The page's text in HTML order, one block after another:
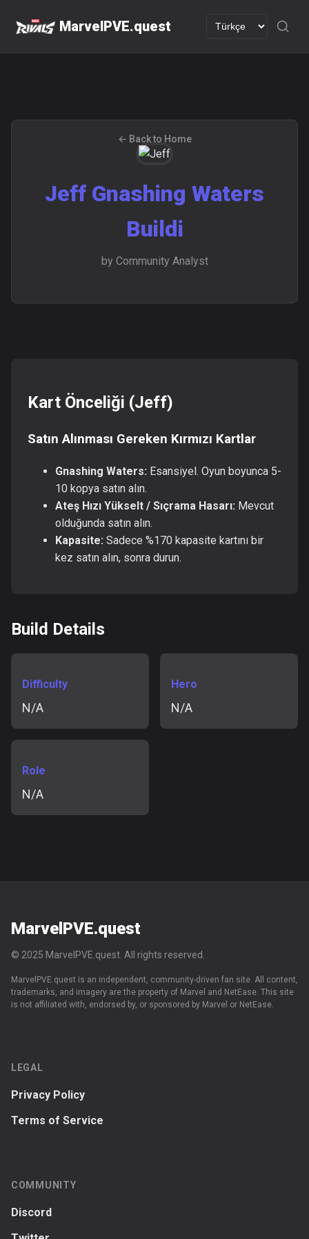
MarvelPVE.quest
← Back to Home
Jeff Gnashing Waters
Buildi
by Community Analyst
Kart Önceliği (Jeff)
Satın Alınması Gereken Kırmızı Kartlar
Gnashing Waters: Esansiyel. Oyun boyunca 5-
10 kopya satın alın.
Ateş Hızı Yükselt / Sıçrama Hasarı: Mevcut
olduğunda satın alın.
Kapasite: Sadece %170 kapasite kartını bir
kez satın alın, sonra durun.
Build Details
Difficulty
N/A
Hero
N/A
Role
N/A
MarvelPVE.quest
© 2025 MarvelPVE.quest. All rights reserved.
MarvelPVE.quest is an independent, community-driven fan site. All content,
trademarks, and imagery are the property of Marvel and NetEase. This site
is not affiliated with, endorsed by, or sponsored by Marvel or NetEase.
LEGAL
Privacy Policy
Terms of Service
COMMUNITY
Discord